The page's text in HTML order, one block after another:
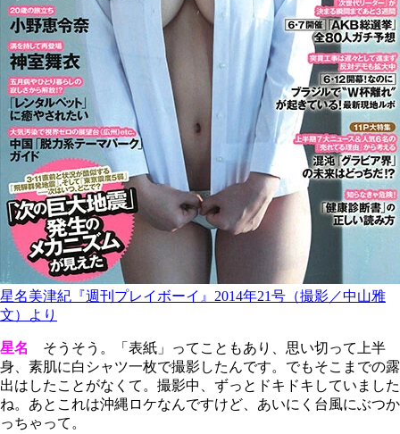
星名美津紀『週刊プレイボーイ』2014年21号（撮影／中山雅
文）より
星名
そうそう。「表紙」ってこともあり、思い切って上半
身、素肌に白シャツ一枚で撮影したんです。でもそこまでの露
出はしたことがなくて。撮影中、ずっとドキドキしていました
ね。あとこれは沖縄ロケなんですけど、あいにく台風にぶつか
っちゃって。